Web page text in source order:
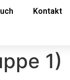
Kontakt
1)